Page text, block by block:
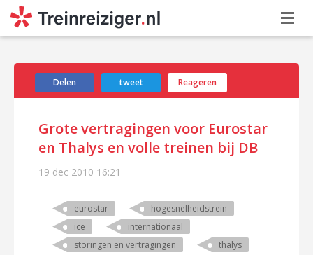
Delen tweet Reageren
Grote vertragingen voor Eurostar
en Thalys en volle treinen bij DB
19 dec 2010 16:21
eurostar
hogesnelheidstrein
ice
internationaal
storingen en vertragingen
thalys